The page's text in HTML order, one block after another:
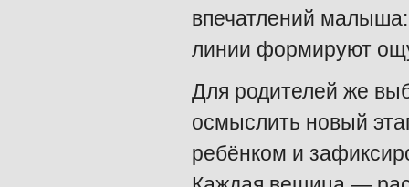
впечатлений малыша:
линии формируют
Для родителей же
осмыслить новый
ребёнком и